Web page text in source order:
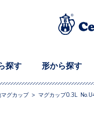
探す 形から探す
マグカップ> マグカップ0.3L